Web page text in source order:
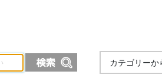
カテゴリーか